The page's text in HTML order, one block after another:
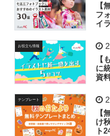
歩く 工場 会社
子供 作業員
【
フ
イ
お役立ち情報
【
に
資
テンプレート
【
け
ト